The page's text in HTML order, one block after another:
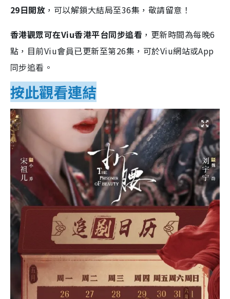
29日開放 ，可以解鎖大結局至36集，敬請留意！
香港觀眾可在Viu香港平台同步追看 ，更新時間為每晚6
點，目前Viu會員已更新至第26集，可於Viu網站或App
同步追看。
按此觀看連結